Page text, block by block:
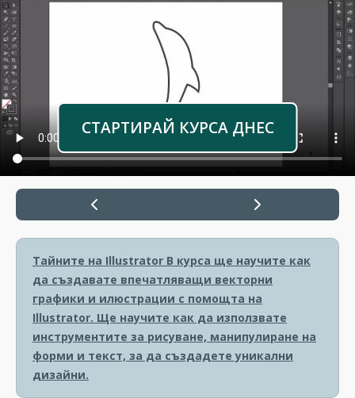
СТАРТИРАЙ КУРСА ДНЕС
Тайните на Illustrator В курса ще научите как
да създавате впечатляващи векторни
графики и илюстрации с помощта на
Illustrator. Ще научите как да използвате
инструментите за рисуване, манипулиране на
форми и текст, за да създадете уникални
дизайни.